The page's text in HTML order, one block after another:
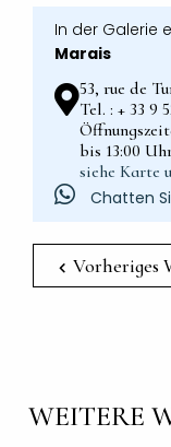
In der Galerie
Marais
53, rue de
Tel. : + 33 9
bis 13:00
siehe Karte
Chatten
Vorheriges
WEITERE